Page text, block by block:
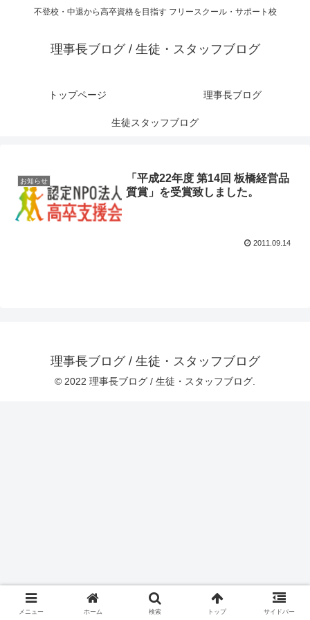
不登校・中退から高卒資格を目指す フリースクール・サポート校
理事長ブログ / 生徒・スタッフブログ
トップページ 理事長ブログ
生徒スタッフブログ
お知らせ
「平成22年度 第14回 板橋経営品
質賞」を受賞致しました。
2011.09.14
理事長ブログ / 生徒・スタッフブログ
© 2022 理事長ブログ / 生徒・スタッフブログ.
メニュー ホーム 検索 トップ サイドバー